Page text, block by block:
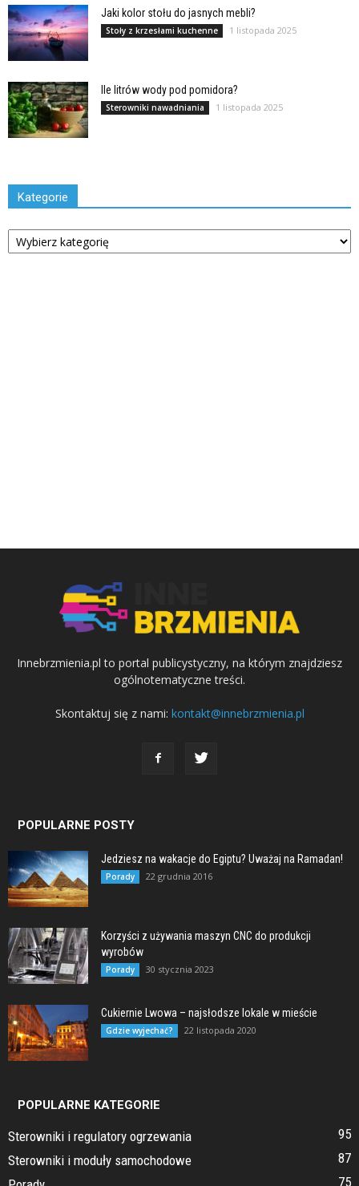
Jaki kolor stołu do jasnych mebli?
Stoły z krzesłami kuchenne 1 listopada 2025
Ile litrów wody pod pomidora?
Sterowniki nawadniania 1 listopada 2025
Kategorie
Kategorie
Innebrzmienia.pl to portal publicystyczny, na którym znajdziesz
ogólnotematyczne treści.
Skontaktuj się z nami: kontakt@innebrzmienia.pl
POPULARNE POSTY
Jedziesz na wakacje do Egiptu? Uważaj na Ramadan!
Porady 22 grudnia 2016
Korzyści z używania maszyn CNC do produkcji
wyrobów
Porady 30 stycznia 2023
Cukiernie Lwowa – najsłodsze lokale w mieście
Gdzie wyjechać? 22 listopada 2020
POPULARNE KATEGORIE
Sterowniki i regulatory ogrzewania
95
Sterowniki i moduły samochodowe
87
75